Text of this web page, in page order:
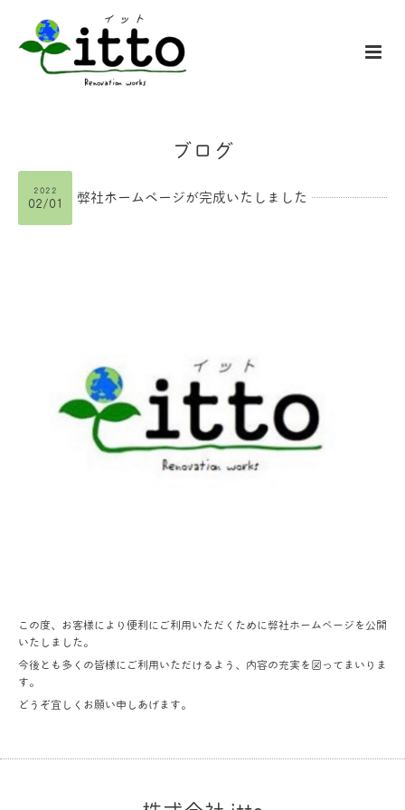
ブログ
2022
02/01 弊社ホームページが完成いたしました
この度、お客様により便利にご利用いただくために弊社ホームページを公開
いたしました。
今後とも多くの皆様にご利用いただけるよう、内容の充実を図ってまいりま
す。
どうぞ宜しくお願い申しあげます。